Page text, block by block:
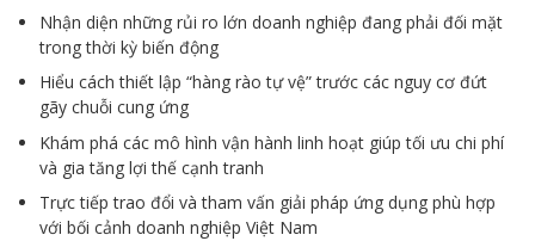
Nhận diện những rủi ro lớn doanh nghiệp đang phải đối mặt
trong thời kỳ biến động
Hiểu cách thiết lập “hàng rào tự vệ” trước các nguy cơ đứt
gãy chuỗi cung ứng
Khám phá các mô hình vận hành linh hoạt giúp tối ưu chi phí
và gia tăng lợi thế cạnh tranh
Trực tiếp trao đổi và tham vấn giải pháp ứng dụng phù hợp
với bối cảnh doanh nghiệp Việt Nam